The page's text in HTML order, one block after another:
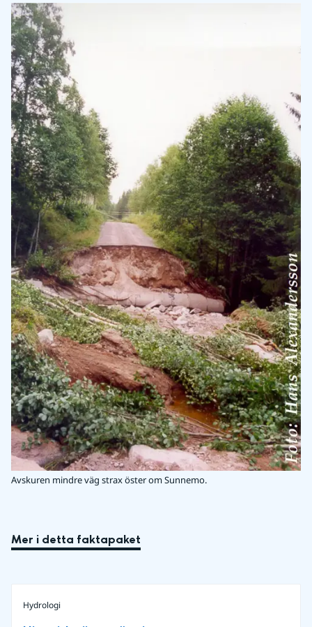
Avskuren mindre väg strax öster om Sunnemo.
Mer i detta faktapaket
Hydrologi